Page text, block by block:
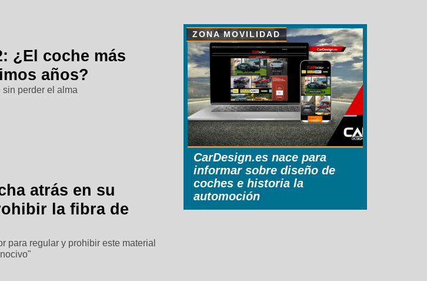
¿El coche más
años?
perder el alma
atrás en su
la fibra de
para regular y prohibir este material
ZONA MOVILIDAD
CarDesign.es nace para
informar sobre diseño de
coches e historia la
automoción